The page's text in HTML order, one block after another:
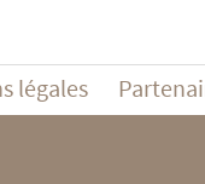
légales